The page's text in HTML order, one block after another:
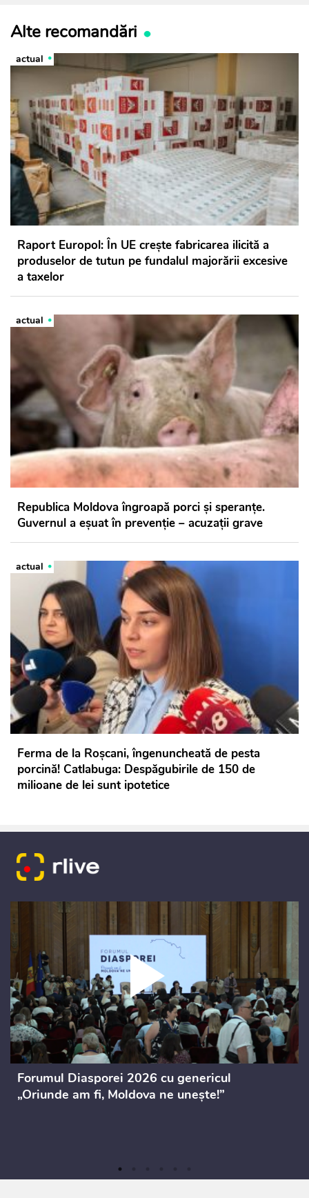
Alte recomandări
actual
Raport Europol: În UE crește fabricarea ilicită a
produselor de tutun pe fundalul majorării excesive
a taxelor
actual
Republica Moldova îngroapă porci și speranțe.
Guvernul a eșuat în prevenție – acuzații grave
actual
Ferma de la Roșcani, îngenuncheată de pesta
porcină! Catlabuga: Despăgubirile de 150 de
milioane de lei sunt ipotetice
Forumul Diasporei 2026 cu genericul
„Oriunde am fi, Moldova ne unește!”